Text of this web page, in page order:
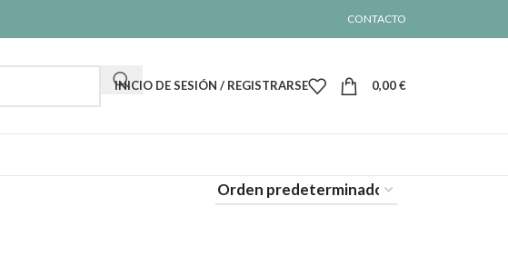
CONTACTO
INICIO DE SESIÓN / REGISTRARSE 0,00€